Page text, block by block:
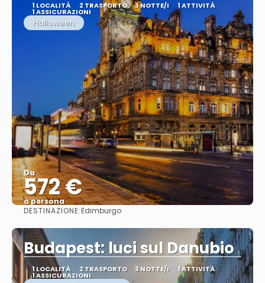
1 LOCALITÀ 2 TRASPORTO 3 NOTTE/I 1 ATTIVITÀ
1 ASSICURAZIONI
Halloween
Da
572 €
a persona
Vedere
DESTINAZIONE:Edimburgo
Budapest: luci sul Danubio
1 LOCALITÀ 2 TRASPORTO 3 NOTTE/I 1 ATTIVITÀ
1 ASSICURAZIONI